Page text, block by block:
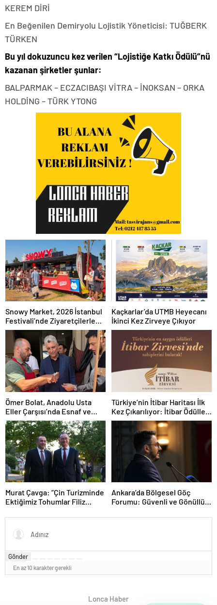
KEREM DİRİ
En Beğenilen Demiryolu Lojistik Yöneticisi: TUĞBERK
TÜRKEN
Bu yıl dokuzuncu kez verilen “Lojistiğe Katkı Ödülü”nü
kazanan şirketler şunlar:
BALPARMAK – ECZACIBAŞI VİTRA – İNOKSAN – ORKA
HOLDİNG – TÜRK YTONG
Snowy Market, 2026 İstanbul
Festivali’nde Ziyaretçilerle
Buluşuyor
Kaçkarlar’da UTMB Heyecanı
İkinci Kez Zirveye Çıkıyor
Ömer Bolat, Anadolu Usta
Eller Çarşısı’nda Esnaf ve
Sanatkârlarla Buluştu
Türkiye’nin İtibar Haritası İlk
Kez Çıkarılıyor: İtibar Ödülleri
24 Eylül’de Sahiplerini
Bulacak
Murat Çavga: “Çin Turizminde
Ektiğimiz Tohumlar Filiz
Ankara’da Bölgesel Göç
Forumu: Güvenli ve Gönüllü
Haritası Masaya Yatırıldı
Gönder
En az 10 karakter gerekli
Lonca Haber